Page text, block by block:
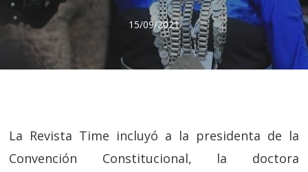
15/09/2021
La Revista Time incluyó a la presidenta de la
Convención Constitucional, la doctora